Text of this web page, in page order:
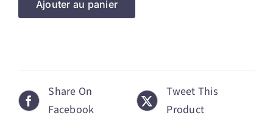
Ajouter au panier
Share On
Facebook
Tweet This
Product